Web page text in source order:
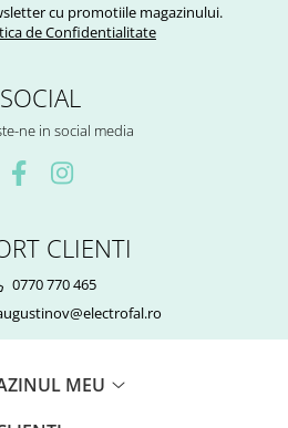
cu promotiile magazinului.
de Confidentialitate
SOCIAL
ne in social media
CLIENTI
0770 770 465
MEU